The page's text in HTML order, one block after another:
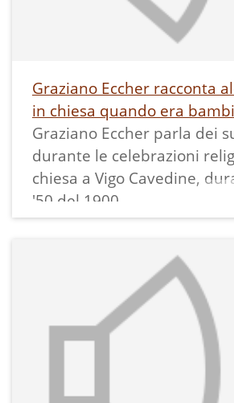
8.1 - Il presepio
- Diario [spavento]
5.2 - Tempo di carnevale e
Diario [venerazione alla
Diario [carnevale]
Diario [spettacolo]
6.3 - Diario [cane e gatto]
La pulizia della casa
Graziano Eccher racconta
in chiesa quando era
Graziano Eccher parla dei
durante le celebrazioni
chiesa a Vigo Cavedine,
'50 del 1900.
Questo contenuto deriva